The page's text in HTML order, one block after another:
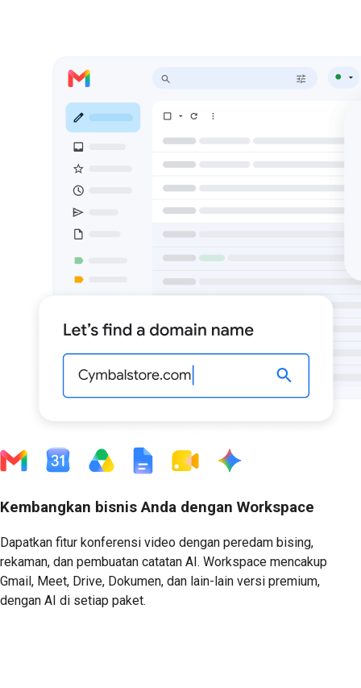
Kembangkan bisnis Anda dengan Workspace
Dapatkan fitur konferensi video dengan peredam bising,
rekaman, dan pembuatan catatan AI. Workspace mencakup
Gmail, Meet, Drive, Dokumen, dan lain-lain versi premium,
dengan AI di setiap paket.